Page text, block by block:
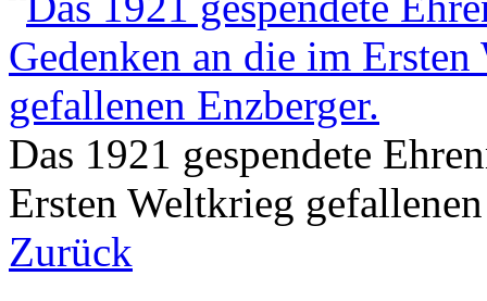
Das 1921 gespendete
Ersten Weltkrieg
Zurück